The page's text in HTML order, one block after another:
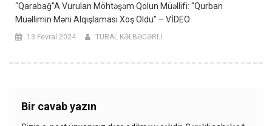
“Qarabağ”a Vurulan Möhtəşəm Qolun Müəllifi: “Qurban
Müəllimin Məni Alqışlaması Xoş Oldu” – VİDEO
13 Fevral 2024 TURAL KƏLBƏCƏRLİ
Bir cavab yazın